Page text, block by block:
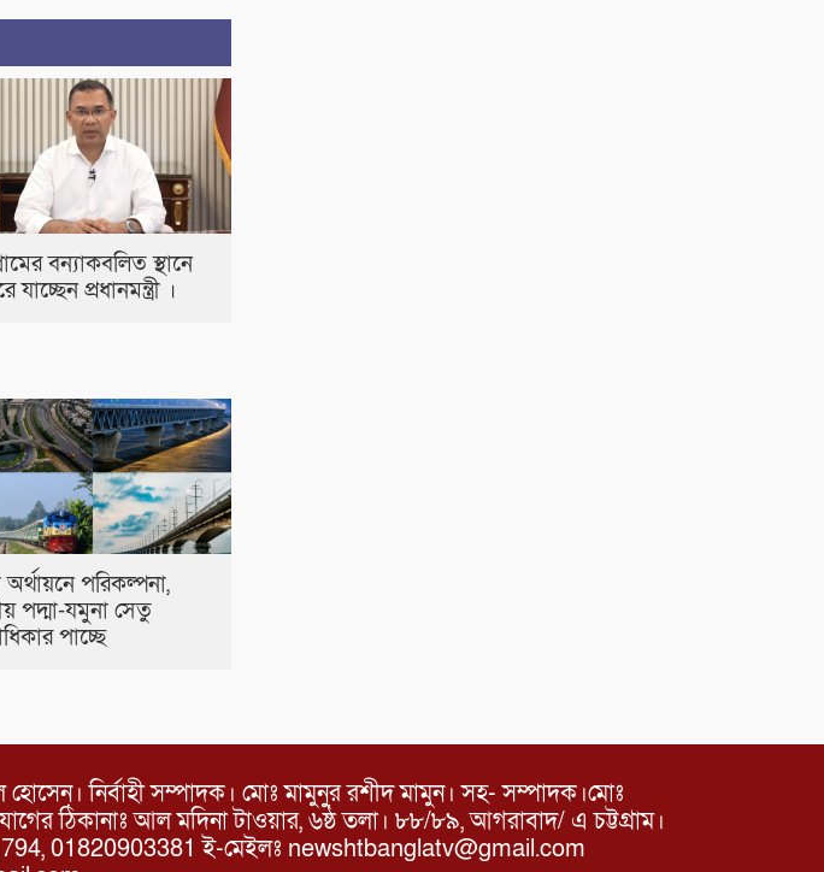
বন্যাকবলিত স্থানে
যাচ্ছেন প্রধানমন্ত্রী ।
অর্থায়নে পরিকল্পনা,
পদ্মা-যমুনা সেতু
পাচ্ছে
নির্বাহী সম্পাদক। মোঃ মামুনুর রশীদ মামুন। সহ- সম্পাদক।মোঃ
ঠিকানাঃ আল মদিনা টাওয়ার, ৬ষ্ঠ তলা। ৮৮/৮৯, আগরাবাদ/ এ চট্টগ্রাম।
01820903381 ই-মেইলঃ newshtbanglatv@gmail.com